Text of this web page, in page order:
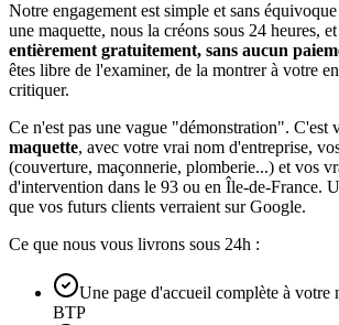
Notre engagement est simple et sans
une maquette, nous la créons sous 24 heures,
entièrement gratuitement, sans aucun
êtes libre de l'examiner, de la montrer à votre
critiquer.
Ce n'est pas une vague "démonstration". C'est
maquette, avec votre vrai nom d'entreprise,
(couverture, maçonnerie, plomberie...) et vos
d'intervention dans le 93 ou en Île-de-France.
que vos futurs clients verraient sur Google.
Ce que nous vous livrons sous 24h :
Une page d'accueil complète à votre
BTP